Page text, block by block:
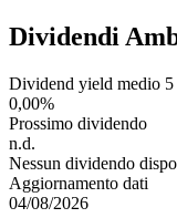
Dividendi
Dividend yield medio 5
0,00%
Prossimo dividendo
n.d.
Nessun dividendo
Aggiornamento dati
04/08/2026